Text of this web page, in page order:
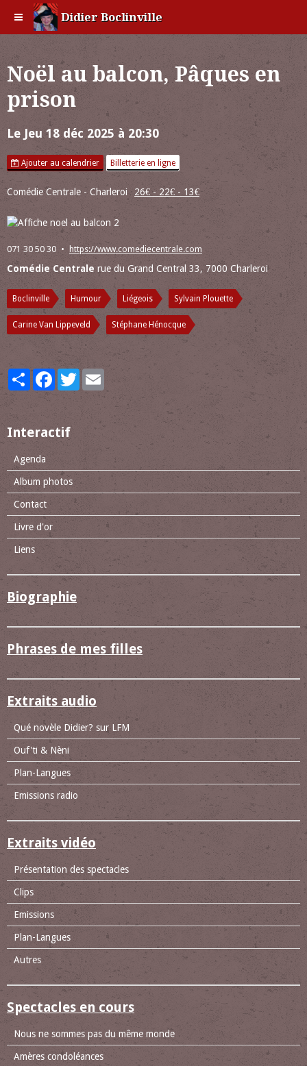
Didier Boclinville
Noël au balcon, Pâques en
prison
Le Jeu 18 déc 2025 à 20:30
Ajouter au calendrier Billetterie en ligne
Comédie Centrale - Charleroi 26€ - 22€ - 13€
071 30 50 30 https://www.comediecentrale.com
Comédie Centrale rue du Grand Central 33, 7000 Charleroi
Boclinville Humour Liégeois Sylvain Plouette
Carine Van Lippeveld Stéphane Hénocque
PartagerFacebookTwitter Email
Interactif
Agenda
Album photos
Contact
Livre d'or
Liens
Biographie
Phrases de mes filles
Extraits audio
Qué novèle Didier? sur LFM
Ouf'ti & Nèni
Plan-Langues
Emissions radio
Extraits vidéo
Présentation des spectacles
Clips
Emissions
Plan-Langues
Autres
Spectacles en cours
Nous ne sommes pas du même monde
Amères condoléances